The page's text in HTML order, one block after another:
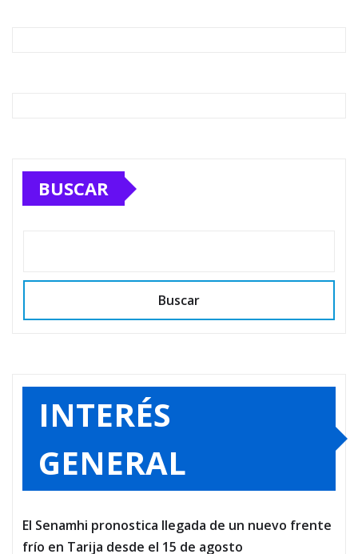
BUSCAR
Buscar
INTERÉS
GENERAL
El Senamhi pronostica llegada de un nuevo frente
frío en Tarija desde el 15 de agosto